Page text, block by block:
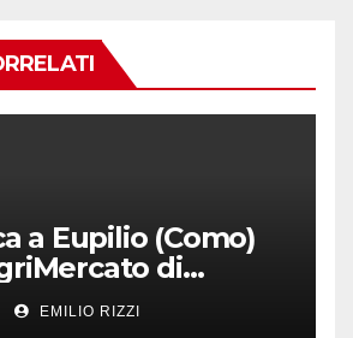
a Eupilio (Como)
di
Amica
EMILIO RIZZI